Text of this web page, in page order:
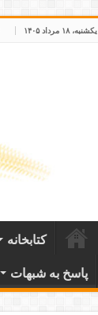
یکشنبه، ۱۸ مرداد ۱۴۰۵
کتابخانه
پاسخ به شبهات